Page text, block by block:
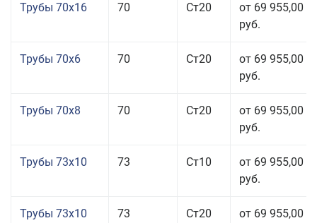
Трубы 70x16 70 Ст20
от 69 955,00
руб.
Трубы 70x6 70 Ст20
от 69 955,00
руб.
Трубы 70x8 70 Ст20
от 69 955,00
руб.
Трубы 73x10 73 Ст10
от 69 955,00
руб.
Трубы 73x10 73 Ст20
от 69 955,00